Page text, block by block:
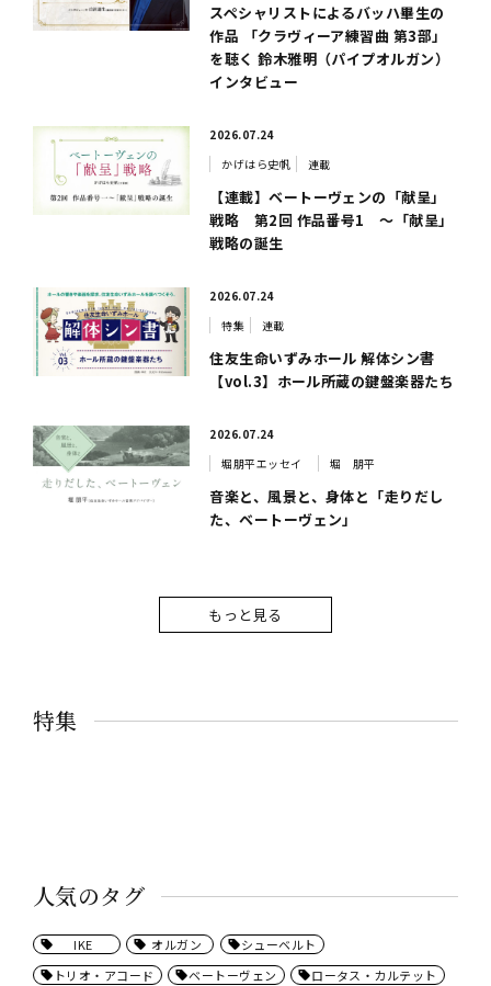
スペシャリストによるバッハ畢生の
作品 「クラヴィーア練習曲 第3部」
を聴く 鈴木雅明（パイプオルガン）
インタビュー
2026.07.24
かげはら史帆
連載
【連載】ベートーヴェンの「献呈」
戦略 第2回 作品番号1 ～「献呈」
戦略の誕生
2026.07.24
特集
連載
住友生命いずみホール 解体シン書
【vol.3】ホール所蔵の鍵盤楽器たち
2026.07.24
堀朋平エッセイ
堀 朋平
音楽と、風景と、身体と「走りだし
た、ベートーヴェン」
もっと見る
人気のタグ
IKE オルガン
シューベルト
トリオ・アコード
ベートーヴェン
ロータス・カルテット
特集